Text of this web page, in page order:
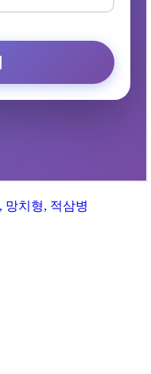
망치형, 적삼병